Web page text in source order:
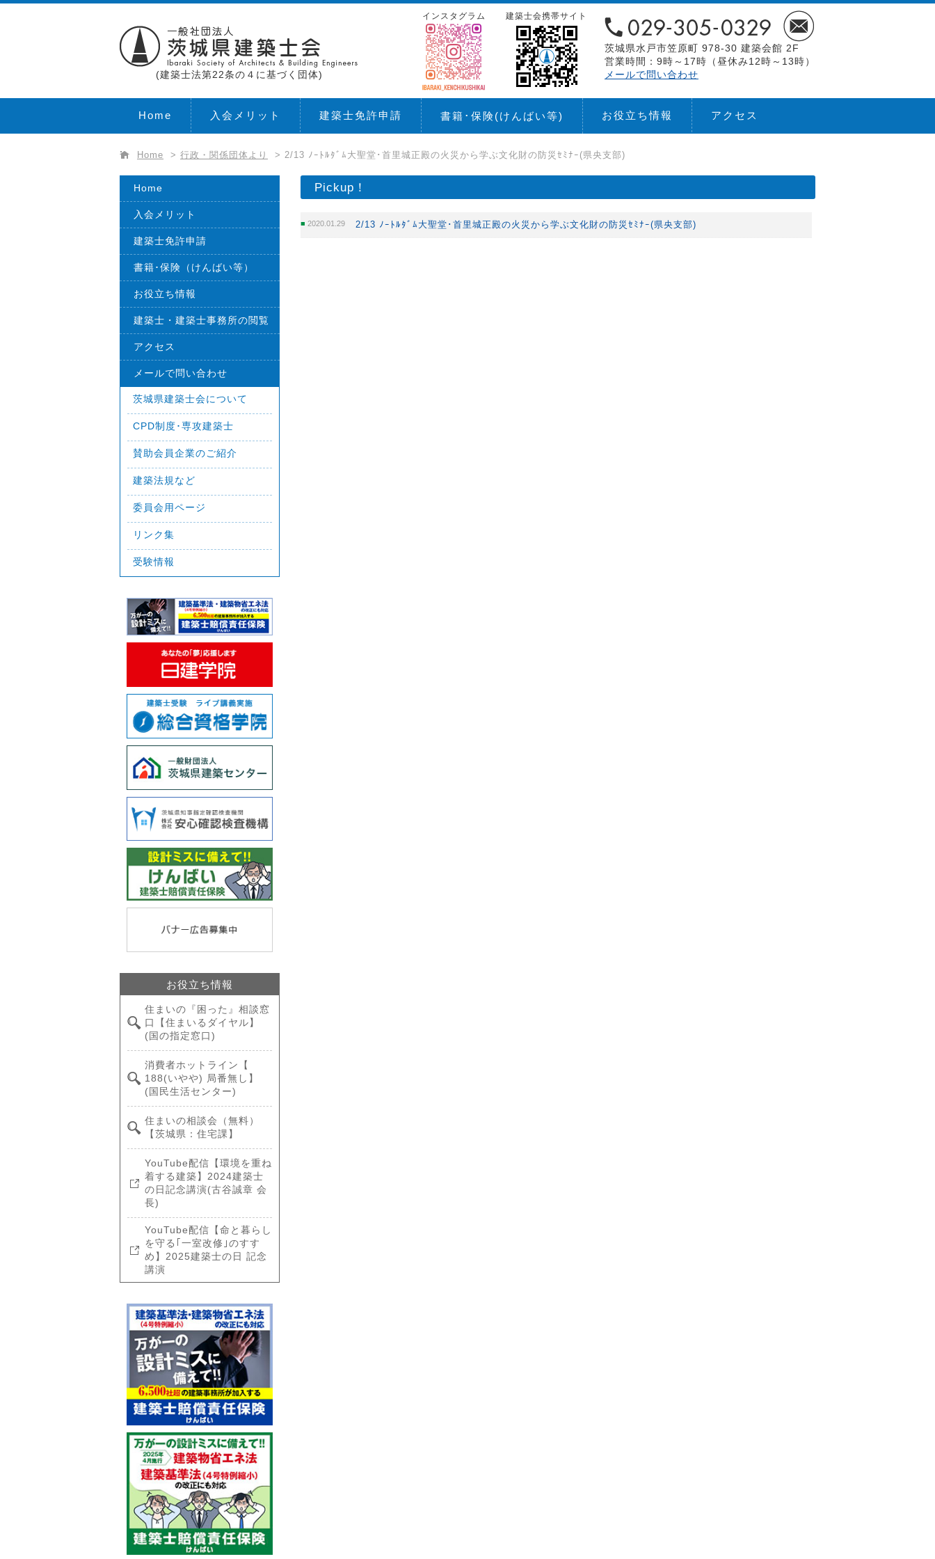
(建築士法第22条の４に基づく団体)
茨城県水戸市笠原町 978-30 建築会館 2F
営業時間：9時～17時（昼休み12時～13時）
メールで問い合わせ
建築士会携帯サイト
インスタグラム
Home 入会メリット 建築士免許申請 書籍･保険(けんばい等) お役立ち情報 アクセス
Home > 行政・関係団体より > 2/13 ﾉｰﾄﾙﾀﾞﾑ大聖堂･首里城正殿の火災から学ぶ文化財の防災ｾﾐﾅｰ(県央支部)
Pickup！
2020.01.29 2/13 ﾉｰﾄﾙﾀﾞﾑ大聖堂･首里城正殿の火災から学ぶ文化財の防災ｾﾐﾅｰ(県央支部)
Home
入会メリット
建築士免許申請
書籍･保険（けんばい等）
お役立ち情報
建築士・建築士事務所の閲覧
アクセス
メールで問い合わせ
茨城県建築士会について
CPD制度･専攻建築士
賛助会員企業のご紹介
建築法規など
委員会用ページ
リンク集
受験情報
お役立ち情報
住まいの『困った』相談窓
口【住まいるダイヤル】
(国の指定窓口)
消費者ホットライン【
188(いやや) 局番無し】
(国民生活センター)
住まいの相談会（無料）
【茨城県：住宅課】
YouTube配信【環境を重ね
着する建築】2024建築士
の日記念講演(古谷誠章 会
長)
YouTube配信【命と暮らし
を守る｢一室改修｣のすす
め】2025建築士の日 記念
講演